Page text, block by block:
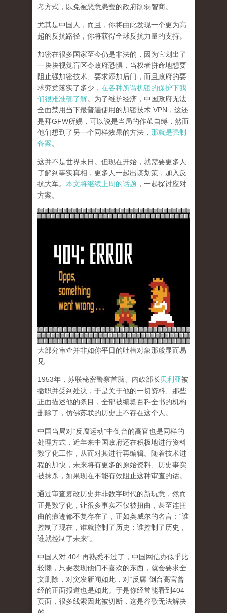
考方式，以免被恶意愚蠢的政府削弱智商。
尤其是中国人，而且，你将由此发现一个更为高
超的反抗路径，你将获得全球反抗力量的支持。
加密在很多国家至今仍是非法的，因为它划出了
一块块视觉盲区令政府恐惧，当权者拼命地想要
阻止强加密技术、要求添加后门，而且政府的要
求究竟落实了多少， 在各种所谓机密的保护下我
们很难准确了解。为了维护经济，中国政府无法
全面禁用当下最普遍使用的加密技术 VPN，这还
是拜GFW所赐，可以说是当局的作茧自缚，然而
他们想到了另一个同样效果的方法， 那就是强制
备案。
这并不是世界末日。但现在开始，就需要更多人
了解到事实真相，更多人一起出谋划策，加入反
抗大军。 本文将继续上周的话题 ，一起探讨应对
方案。
大部分审查并非如你平日的吐槽对象那般显而易
见
1953年，苏联秘密警察首脑、内政部长贝利亚被
撤职并受到处决，于是关于他的一切资料、那些
正面描述他的条目，全部被编纂百科全书的机构
删除了，仿佛苏联的历史上不存在这个人。
中国当局对“反腐运动”中倒台的高官也是同样的
处理方式，近年来中国政府还在积极地进行资料
数字化工作，从而对其进行再编辑。随着技术进
程的加快，未来将有更多的原始资料、历史事实
被抹杀，如果现在不能有效阻止这种审查的话。
通过审查篡改历史并非数字时代的新玩意，然而
正是数字化，让很多事实不仅被扭曲，甚至连扭
曲的痕迹都不复存在了，正如奥威尔的名言：“谁
控制了现在，谁就控制了历史；谁控制了历史，
谁就控制了未来”。
中国人对 404 再熟悉不过了，中国网信办似乎比
较懒，只要发现他们不喜欢的东西，就会要求全
文删除，对突发新闻如此，对“反腐”倒台高官曾
经的正面报道也是如此。于是你经常能看到404
页面， 很多线索因此被切断，这是谷歌无法解决